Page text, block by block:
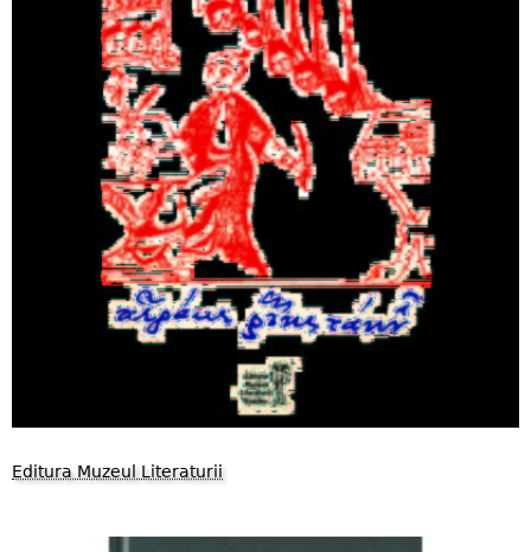
Editura Muzeul Literaturii